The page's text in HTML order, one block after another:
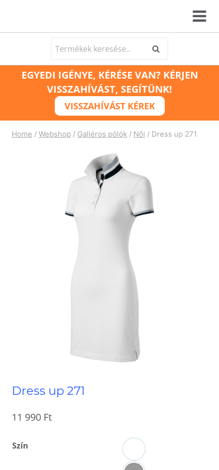
Keresés
a
következőre:
Keresés
EGYEDI IGÉNYE, KÉRÉSE VAN? KÉRJEN
VISSZAHÍVÁST, SEGÍTÜNK!
VISSZAHÍVÁST KÉREK
Home / Webshop / Galléros pólók / Női / Dress up 271
Dress up 271
11 990 Ft
Szín